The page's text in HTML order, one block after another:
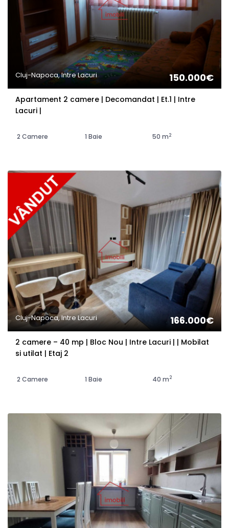
Cluj-Napoca, Intre Lacuri 150.000€
Apartament 2 camere | Decomandat | Et.1 | Intre
Lacuri |
2 Camere 1 Baie 50 m2
Cluj-Napoca, Intre Lacuri 166.000€
2 camere – 40 mp | Bloc Nou | Intre Lacuri | | Mobilat
si utilat | Etaj 2
2 Camere 1 Baie 40 m2